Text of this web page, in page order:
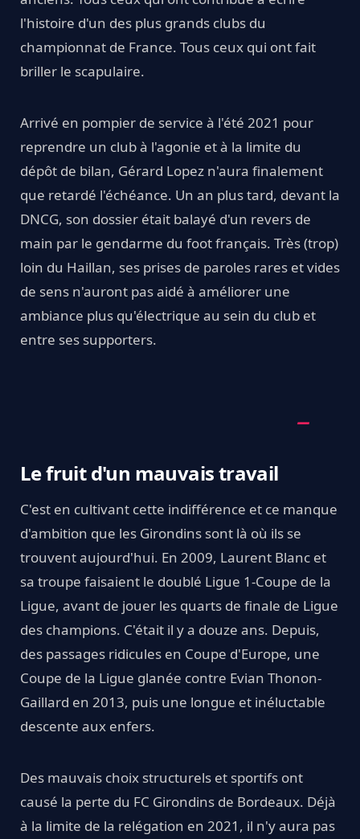
l'histoire d'un des plus grands clubs du
championnat de France. Tous ceux qui ont fait
briller le scapulaire.
Arrivé en pompier de service à l'été 2021 pour
reprendre un club à l'agonie et à la limite du
dépôt de bilan, Gérard Lopez n'aura finalement
que retardé l'échéance. Un an plus tard, devant la
DNCG, son dossier était balayé d'un revers de
main par le gendarme du foot français. Très (trop)
loin du Haillan, ses prises de paroles rares et vides
de sens n'auront pas aidé à améliorer une
ambiance plus qu'électrique au sein du club et
entre ses supporters.
Le fruit d'un mauvais travail
C'est en cultivant cette indifférence et ce manque
d'ambition que les Girondins sont là où ils se
trouvent aujourd'hui. En 2009, Laurent Blanc et
sa troupe faisaient le doublé Ligue 1-Coupe de la
Ligue, avant de jouer les quarts de finale de Ligue
des champions. C'était il y a douze ans. Depuis,
des passages ridicules en Coupe d'Europe, une
Coupe de la Ligue glanée contre Evian Thonon-
Gaillard en 2013, puis une longue et inéluctable
descente aux enfers.
Des mauvais choix structurels et sportifs ont
causé la perte du FC Girondins de Bordeaux. Déjà
à la limite de la relégation en 2021, il n'y aura pas